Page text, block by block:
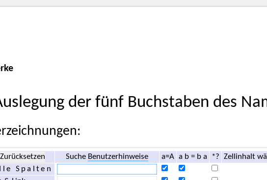
der fünf Buchstaben des
Zurücksetzen Suche Benutzerhinweise a=A a b = b a *?
Zellinhalt
Spalten